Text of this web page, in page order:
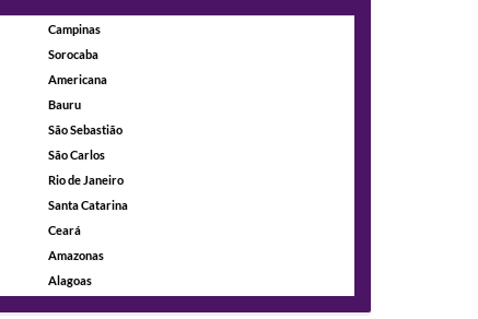
Campinas
Sorocaba
Americana
Bauru
São Sebastião
São Carlos
Rio de Janeiro
Santa Catarina
Ceará
Amazonas
Alagoas